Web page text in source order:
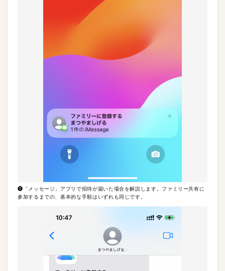
❶「メッセージ」アプリで招待が届いた場合を解説します。ファミリー共有に
参加するまでの、基本的な手順はいずれも同じです。